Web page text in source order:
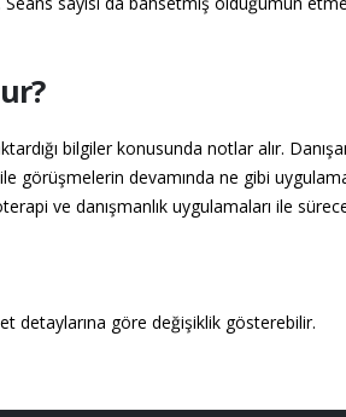
bilgiler konusunda notlar alır.
devamında ne gibi
ve danışmanlık uygulamaları ile
detaylarına göre değişiklik gösterebilir.